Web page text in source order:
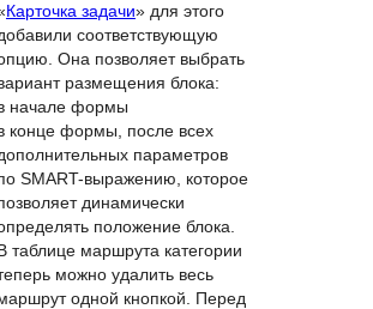
Карточка задачи» для этого
соответствующую
Она позволяет выбрать
размещения блока:
начале формы
конце формы, после всех
параметров
SMART-выражению, которое
динамически
положение блока.
таблице маршрута категории
можно удалить весь
одной кнопкой. Перед